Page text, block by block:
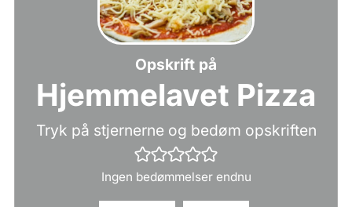
Opskrift på
Hjemmelavet Pizza
Tryk på stjernerne og bedøm opskriften
Ingen bedømmelser endnu